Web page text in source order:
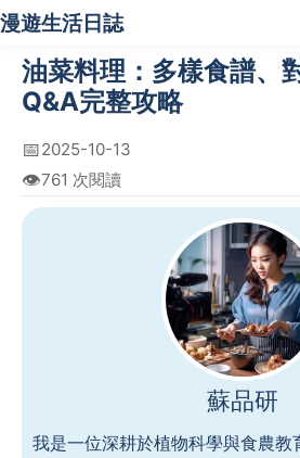
漫遊生活日誌
油菜料理：多樣食譜、
Q&A完整攻略
📅2025-10-13
👁️761 次閱讀
蘇品研
我是一位深耕於植物科學與食農教